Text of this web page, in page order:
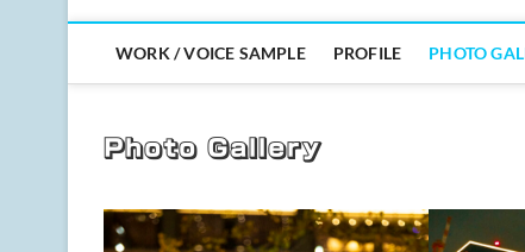
WORK / VOICE SAMPLE PROFILE PHOTO
Photo Gallery